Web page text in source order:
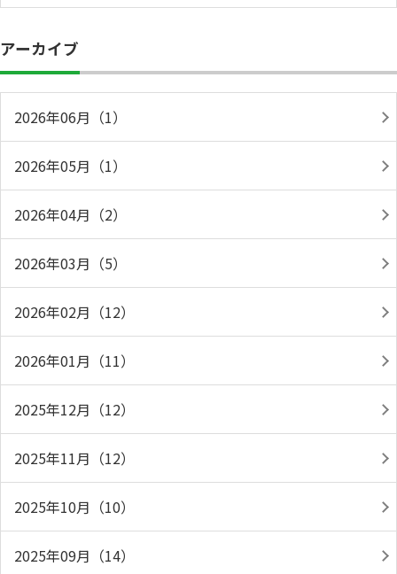
アーカイブ
2026年06月（1）
2026年05月（1）
2026年04月（2）
2026年03月（5）
2026年02月（12）
2026年01月（11）
2025年12月（12）
2025年11月（12）
2025年10月（10）
2025年09月（14）